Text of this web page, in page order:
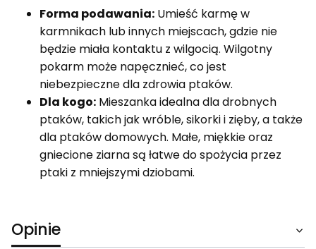
Forma podawania: Umieść karmę w
karmnikach lub innych miejscach, gdzie nie
będzie miała kontaktu z wilgocią. Wilgotny
pokarm może napęcznieć, co jest
niebezpieczne dla zdrowia ptaków.
Dla kogo: Mieszanka idealna dla drobnych
ptaków, takich jak wróble, sikorki i zięby, a także
dla ptaków domowych. Małe, miękkie oraz
gniecione ziarna są łatwe do spożycia przez
ptaki z mniejszymi dziobami.
Opinie